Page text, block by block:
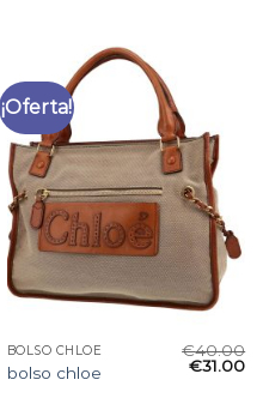
¡Oferta!
BOLSO CHLOE
bolso chloe
€40.00
€31.00